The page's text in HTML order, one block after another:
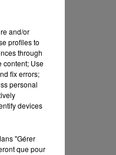
and/or
profiles to
through
content; Use
fix errors;
personal
devices
"Gérer
que pour